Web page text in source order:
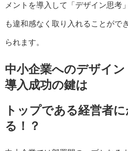
メントを導入して「デザイン思考
も違和感なく取り入れることがで
られます。
中小企業へのデザイ
導入成功の鍵は
トップである経営者
る！？